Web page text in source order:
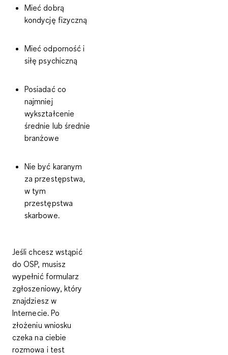
Mieć dobrą
kondycję fizyczną
Mieć odporność i
siłę psychiczną
Posiadać co
najmniej
wykształcenie
średnie lub średnie
branżowe
Nie być karanym
za przestępstwa,
w tym
przestępstwa
skarbowe.
Jeśli chcesz wstąpić
do OSP, musisz
wypełnić formularz
zgłoszeniowy, który
znajdziesz w
Internecie. Po
złożeniu wniosku
czeka na ciebie
rozmowa i test